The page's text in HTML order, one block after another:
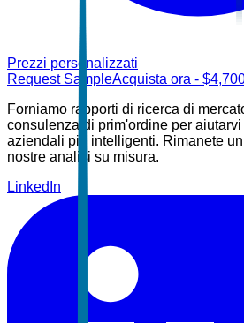
Prezzi personalizzati
Request SampleAcquista ora - $
Forniamo rapporti di ricerca di
consulenza di prim'ordine per
aziendali più intelligenti. Rimanete
nostre analisi su misura.
LinkedIn